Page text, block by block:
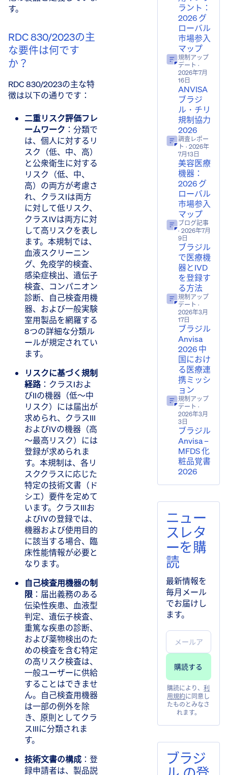
す。
RDC 830/2023の主
な要件は何です
か？
RDC 830/2023の主な特
徴は以下の通りです：
二重リスク評価フレ
ームワーク ​：分類で
は、個人に対するリ
スク（低、中、高）
と公衆衛生に対する
リスク（低、中、
高）の両方が考慮さ
れ、クラスIは両方
に対して低リスク、
クラスIVは両方に対
して高リスクを表し
ます。本規制では、
血液スクリーニン
グ、免疫学的検査、
感染症検出、遺伝子
検査、コンパニオン
診断、自己検査用機
器、および一般実験
室用製品を網羅する
8つの詳細な分類ル
ールが規定されてい
ます。
リスクに基づく規制
経路​：クラスIおよ
びIIの機器（低～中
リスク）には届出が
求められ、クラスIII
およびIVの機器（高
～最高リスク）には
登録が求められま
す。本規制は、各リ
スククラスに応じた
特定の技術文書（ド
シエ）要件を定めて
います。クラスIIIお
よびIVの登録では、
機器および使用目的
に該当する場合、臨
床性能情報が必要と
なります。
自己検査用機器の制
限 ​：届出義務のある
伝染性疾患、血液型
判定、遺伝子検査、
重篤な疾患の診断、
および薬物検出のた
めの検査を含む特定
の高リスク検査は、
一般ユーザーに供給
することはできませ
ん。自己検査用機器
は一部の例外を除
き、原則としてクラ
スIIIに分類されま
す。
技術文書の構成 ​：登
録申請者は、製品説
ラント：
2026 グ
ローバル
市場参入
マップ
規制アップ
デート ·
2026年7月
16日
ANVISA
ブラジ
ル・チリ
規制協力
2026
調査レポー
ト · 2026年
7月13日
美容医療
機器：
2026 グ
ローバル
市場参入
マップ
ブログ記事
· 2026年7月
9日
ブラジル
で医療機
器とIVD
を登録す
る方法
規制アップ
デート ·
2026年3月
17日
ブラジル
Anvisa
2026 中
国におけ
る医療連
携ミッシ
ョン
規制アップ
デート ·
2026年3月
3日
ブラジル
Anvisa –
MFDS 化
粧品覚書
2026
ニュー
スレタ
ーを購
読
最新情報を
毎月メール
でお届けし
ます。
購読により、利
用規約に同意し
たものとみなさ
れます。
ブラジ